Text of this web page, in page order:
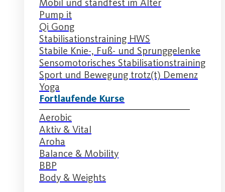
Pump it
Qi Gong
Stabilisationstraining HWS
Stabile Knie-, Fuß- und Sprunggelenke
Sensomotorisches Stabilisationstraining
Sport und Bewegung trotz(t) Demenz
Yoga
Fortlaufende Kurse
Aerobic
Aktiv & Vital
Aroha
Balance & Mobility
BBP
Body & Weights